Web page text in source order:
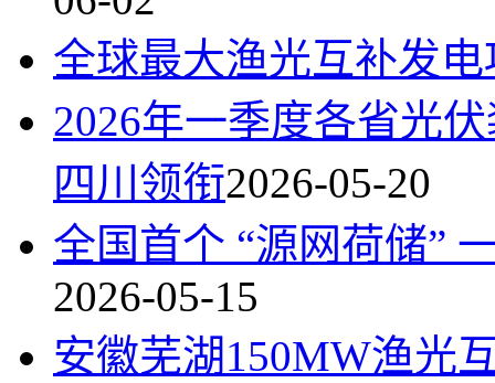
全球最大渔光互补发
2026年一季度各省光
四川领衔2026-05-20
全国首个 “源网荷储”
2026-05-15
安徽芜湖150MW渔光